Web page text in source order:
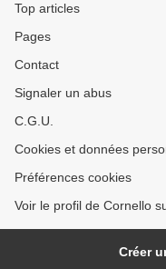
Top articles
Pages
Contact
Signaler un abus
C.G.U.
Cookies et données
Préférences cookies
Voir le profil de Cornello
Créer